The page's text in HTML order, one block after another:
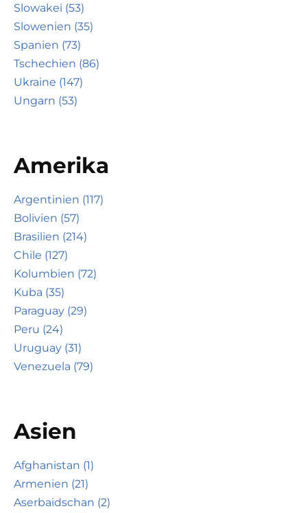
Slowakei (53)
Slowenien (35)
Spanien (73)
Tschechien (86)
Ukraine (147)
Ungarn (53)
Amerika
Argentinien (117)
Bolivien (57)
Brasilien (214)
Chile (127)
Kolumbien (72)
Kuba (35)
Paraguay (29)
Peru (24)
Uruguay (31)
Venezuela (79)
Asien
Afghanistan (1)
Armenien (21)
Aserbaidschan (2)